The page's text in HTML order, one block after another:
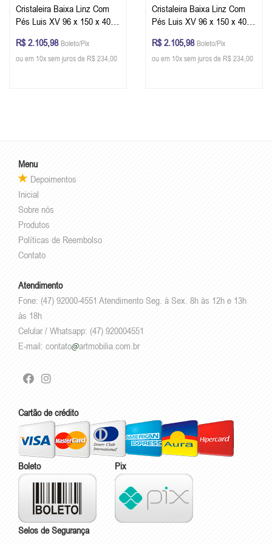
Cristaleira Baixa Linz Com
Pés Luis XV 96 x 150 x 40
Glazer - Branco
R$ 2.105,98 Boleto/Pix
ou em 10x sem juros de R$ 234,00
Cristaleira Baixa Linz Com
Pés Luis XV 96 x 150 x 40
Glazer - Off White
R$ 2.105,98 Boleto/Pix
ou em 10x sem juros de R$ 234,00
Menu
Depoimentos
Inicial
Sobre nós
Produtos
Políticas de Reembolso
Contato
Atendimento
Fone: (47) 92000-4551 Atendimento Seg. à Sex. 8h às 12h e 13h
às 18h
Celular / Whatsapp: (47) 920004551
E-mail: contato artmobilia.com.br
Cartão de crédito
Boleto Pix
Selos de Segurança